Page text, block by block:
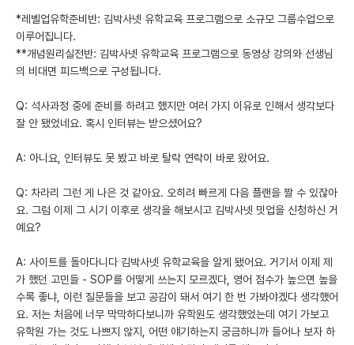
*레벨업유학준비반: 김박사넷 유학교육 프로그램으로 소규모 그룹수업으로
이루어집니다.
**개념원리실전반: 김박사넷 유학교육 프로그램으로 동영상 강의와 선생님
의 비대면 피드백으로 구성됩니다.
Q: 석사과정 중에 준비를 하려고 했지만 여러 가지 이유로 인해서 생각보다
잘 안 됐었네요. 혹시 인터뷰는 받으셨어요?
A: 아니요, 인터뷰도 못 봤고 바로 탈락 연락이 바로 왔어요.
Q: 차라리 그런 게 나은 것 같아요. 오히려 빠르게 다음 플랜을 짤 수 있잖아
요. 그럼 이제 그 시기 이후로 생각을 해보시고 김박사넷 밋업을 신청하신 거
예요?
A: 사이트를 돌아다니다 김박사넷 유학교육을 알게 됐어요. 거기서 이제 제
가 했던 고민들 - SOP를 어떻게 쓰는지 모르겠다, 영어 점수가 높으면 높을
수록 좋냐, 이런 질문들을 보고 공감이 돼서 여기 한 번 가봐야겠다 생각했어
요. 저는 처음에 너무 막막하다보니까 유학원도 생각했었는데 여기 가보고
유학원 가는 것도 나쁘지 않지, 어떤 얘기하는지 궁금하니까 들어나 보자 하